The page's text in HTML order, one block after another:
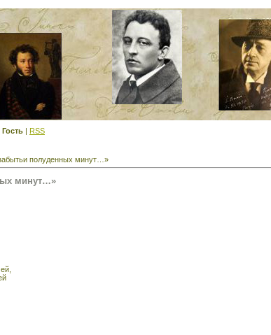
Гость | RSS
полуденных минут…»
минут…»